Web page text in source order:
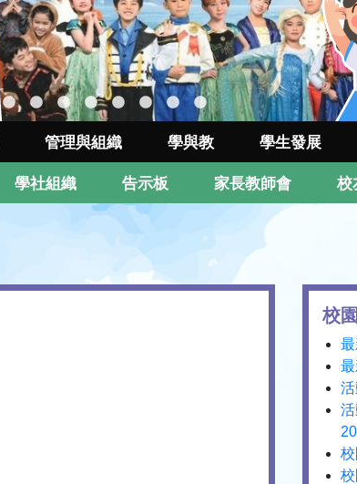
管理與組織 學與教 學生發展
學社組織 告示板 家長教師會 校
校